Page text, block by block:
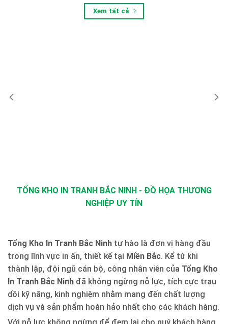
Xem tất cả
TỔNG KHO IN TRANH BẮC NINH - ĐỒ HỌA THƯƠNG
NGHIỆP UY TÍN
Tổng Kho In Tranh Bắc Ninh tự hào là đơn vị hàng đầu
trong lĩnh vực in ấn, thiết kế tại Miền Bắc. Kể từ khi
thành lập, đội ngũ cán bộ, công nhân viên của Tổng Kho
In Tranh Bắc Ninh đã không ngừng nỗ lực, tích cực trau
dồi kỹ năng, kinh nghiệm nhằm mang đến chất lượng
dịch vụ và sản phẩm hoàn hảo nhất cho các khách hàng.
Với nỗ lực không ngừng để đem lại cho quý khách hàng